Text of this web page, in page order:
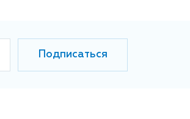
Подписаться